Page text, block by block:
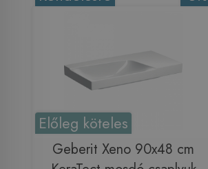
Előleg köteles
Geberit Xeno 90x48 cm